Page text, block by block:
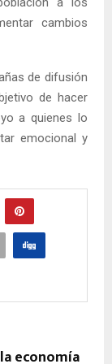
cambios
de difusión
de hacer
a quienes lo
emocional y
economía